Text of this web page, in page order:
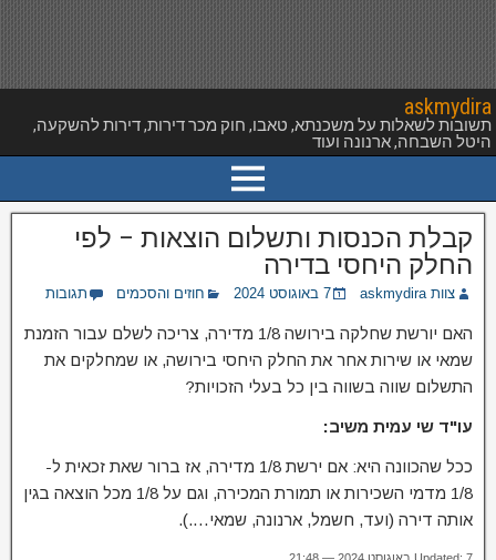
askmydira
תשובות לשאלות על משכנתא, טאבו, חוק מכר דירות, דירות להשקעה,
היטל השבחה, ארנונה ועוד
קבלת הכנסות ותשלום הוצאות – לפי
החלק היחסי בדירה
צוות askmydira 7 באוגוסט 2024 חוזים והסכמים תגובות
האם יורשת שחלקה בירושה 1/8 מדירה, צריכה לשלם עבור הזמנת
שמאי או שירות אחר את החלק היחסי בירושה, או שמחלקים את
התשלום שווה בשווה בין כל בעלי הזכויות?
עו"ד שי עמית משיב:
ככל שהכוונה היא: אם ירשת 1/8 מדירה, אז ברור שאת זכאית ל-
1/8 מדמי השכירות או תמורת המכירה, וגם על 1/8 מכל הוצאה בגין
אותה דירה (ועד, חשמל, ארנונה, שמאי….).